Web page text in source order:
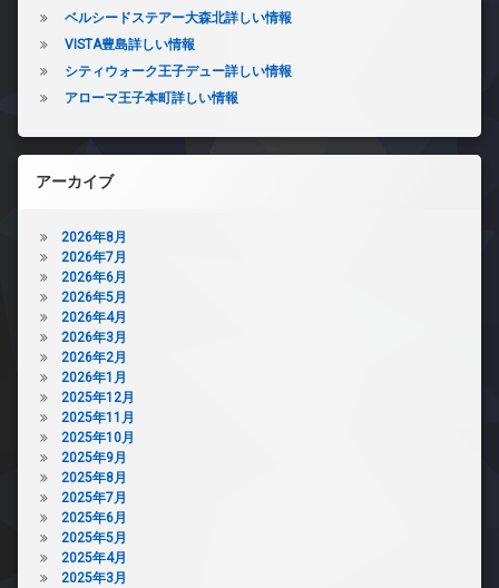
ベルシードステアー大森北詳しい情報
VISTA豊島詳しい情報
シティウォーク王子デュー詳しい情報
アローマ王子本町詳しい情報
アーカイブ
2026年8月
2026年7月
2026年6月
2026年5月
2026年4月
2026年3月
2026年2月
2026年1月
2025年12月
2025年11月
2025年10月
2025年9月
2025年8月
2025年7月
2025年6月
2025年5月
2025年4月
2025年3月